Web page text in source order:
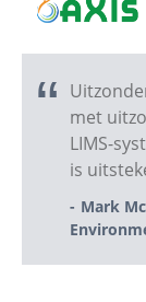
met
LIMS-
is
Mark